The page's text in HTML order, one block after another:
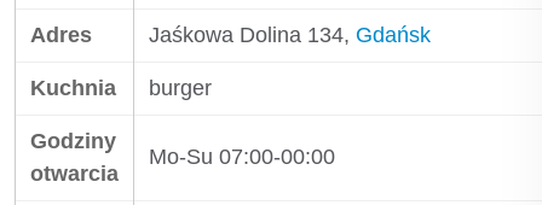
Adres Jaśkowa Dolina 134, Gdańsk
Kuchnia burger
Godziny
otwarcia
Mo-Su 07:00-00:00